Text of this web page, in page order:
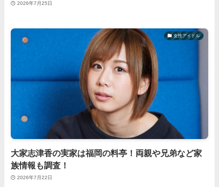
2026年7月25日
女性アイドル
大家志津香の実家は福岡の料亭！両親や兄弟など家
族情報も調査！
2026年7月22日